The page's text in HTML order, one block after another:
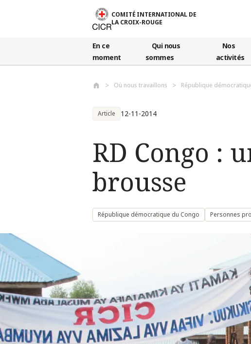
COMITÉ INTERNATIONAL DE
LA CROIX-ROUGE
En ce
moment
Qui nous
sommes
Nos
activités
Où nous travaillons République
Article 12-11-2014
RD Congo :
brousse
République démocratique du Congo Personnes